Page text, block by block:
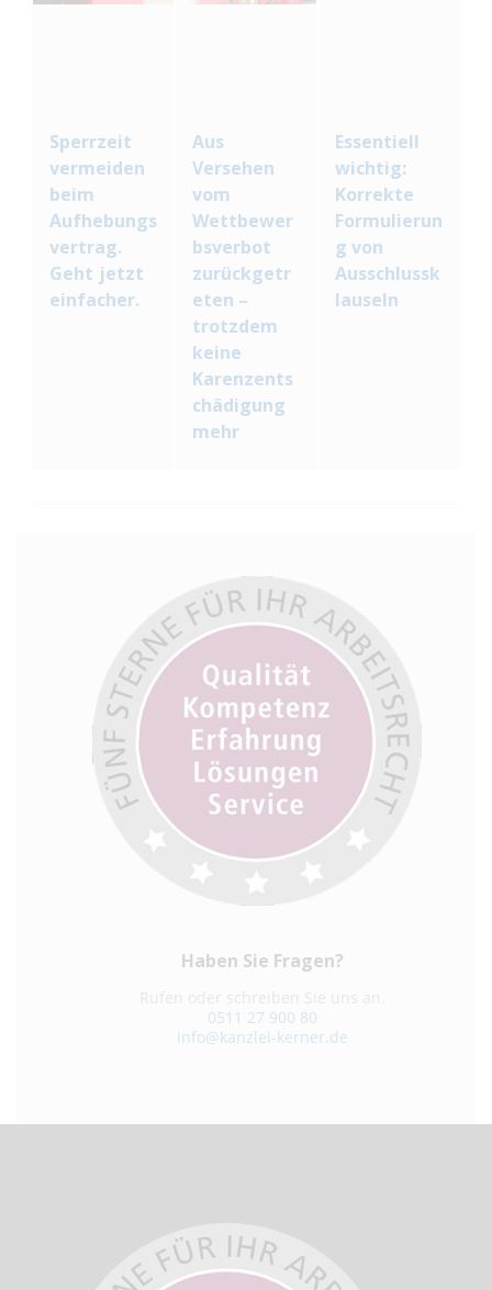
Sperrzeit
vermeiden
beim
Aufhebungs
vertrag.
Geht jetzt
einfacher.
Aus
Versehen
vom
Wettbewer
bsverbot
zurückgetr
eten –
trotzdem
keine
Karenzents
chädigung
mehr
Essentiell
wichtig:
Korrekte
Formulierun
g von
Ausschlussk
lauseln
Haben Sie Fragen?
0511 27 900 80
info@kanzlei-kerner.de